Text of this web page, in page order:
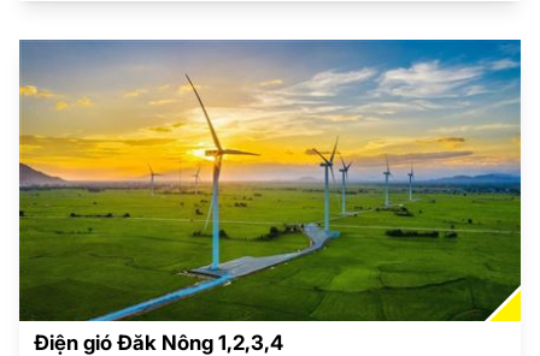
Điện gió Đăk Nông 1,2,3,4